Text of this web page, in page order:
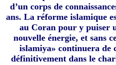
d’un corps de
ans. La réforme islamique
au Coran pour y puiser
nouvelle énergie, et sans
islamiya» continuera de
définitivement dans le